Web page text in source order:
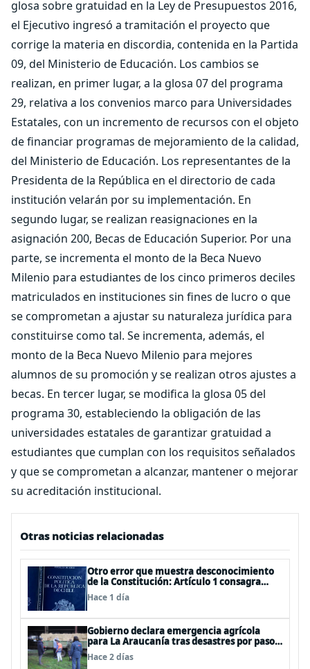
glosa sobre gratuidad en la Ley de Presupuestos 2016,
el Ejecutivo ingresó a tramitación el proyecto que
corrige la materia en discordia, contenida en la Partida
09, del Ministerio de Educación. Los cambios se
realizan, en primer lugar, a la glosa 07 del programa
29, relativa a los convenios marco para Universidades
Estatales, con un incremento de recursos con el objeto
de financiar programas de mejoramiento de la calidad,
del Ministerio de Educación. Los representantes de la
Presidenta de la República en el directorio de cada
institución velarán por su implementación. En
segundo lugar, se realizan reasignaciones en la
asignación 200, Becas de Educación Superior. Por una
parte, se incrementa el monto de la Beca Nuevo
Milenio para estudiantes de los cinco primeros deciles
matriculados en instituciones sin fines de lucro o que
se comprometan a ajustar su naturaleza jurídica para
constituirse como tal. Se incrementa, además, el
monto de la Beca Nuevo Milenio para mejores
alumnos de su promoción y se realizan otros ajustes a
becas. En tercer lugar, se modifica la glosa 05 del
programa 30, estableciendo la obligación de las
universidades estatales de garantizar gratuidad a
estudiantes que cumplan con los requisitos señalados
y que se comprometan a alcanzar, mantener o mejorar
su acreditación institucional.
Otras noticias relacionadas
Otro error que muestra desconocimiento
de la Constitución: Artículo 1 consagra
resguardar la seguridad nacional y
proteger a los ciudadanos
Hace 1 día
Gobierno declara emergencia agrícola
para La Araucanía tras desastres por pasos
de sistemas frontales
Hace 2 días